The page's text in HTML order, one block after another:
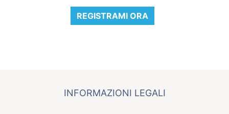
REGISTRAMI ORA
INFORMAZIONI LEGALI